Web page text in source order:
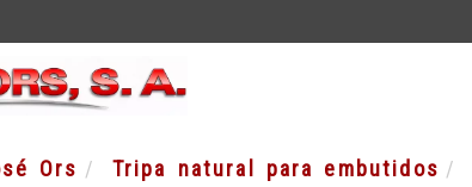
Ors Tripa natural para embutidos